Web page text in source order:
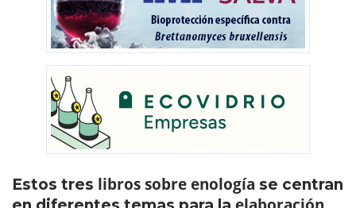
Estos tres libros sobre enología se centran